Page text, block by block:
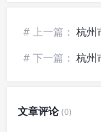
# 上一篇： 杭州市
# 下一篇： 杭州市
文章评论(0)